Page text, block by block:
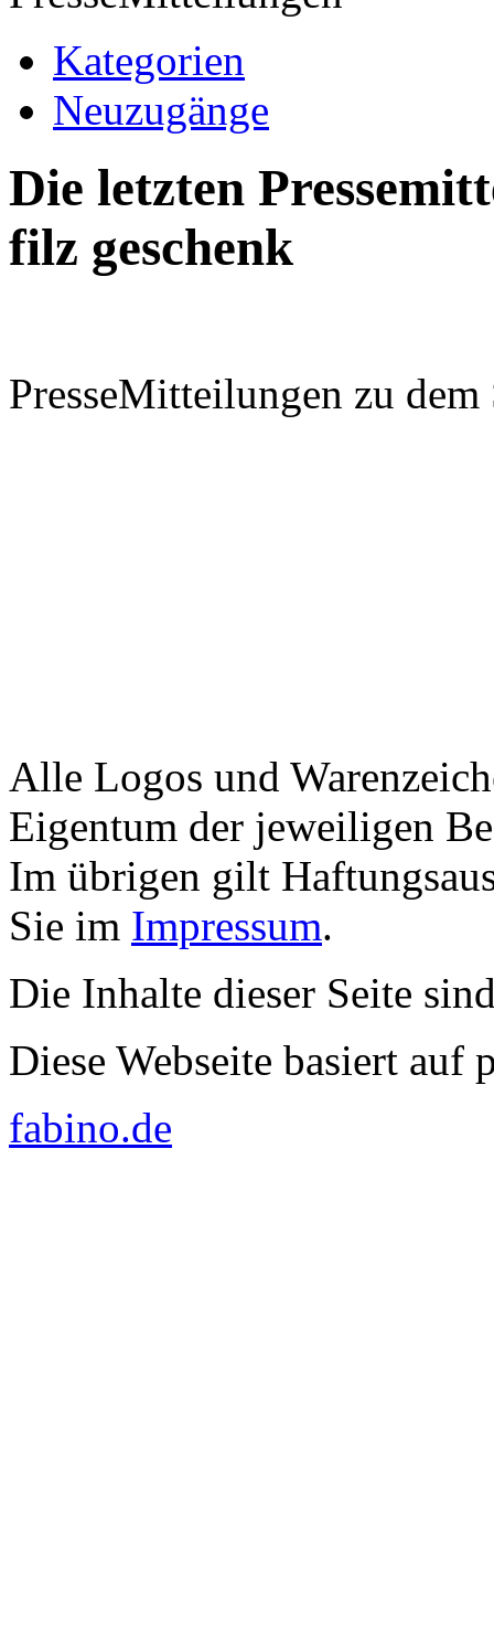
Kategorien
Neuzugänge
Die letzten
filz geschenk
PresseMitteilungen zu
Alle Logos und
Eigentum der jeweiligen
Im übrigen gilt
Sie im Impressum.
Die Inhalte dieser Seite
Diese Webseite basiert auf
fabino.de